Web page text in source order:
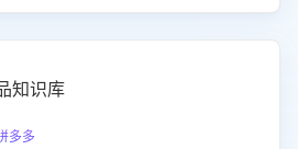
知识库
多